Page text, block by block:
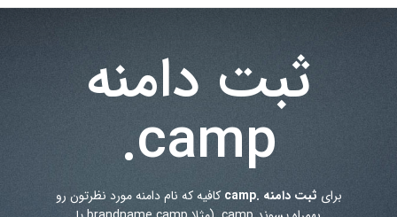
ثبت دامنه
.camp
برای ثبت دامنه .camp
کافیه که نام دامنه مورد نظرتون رو